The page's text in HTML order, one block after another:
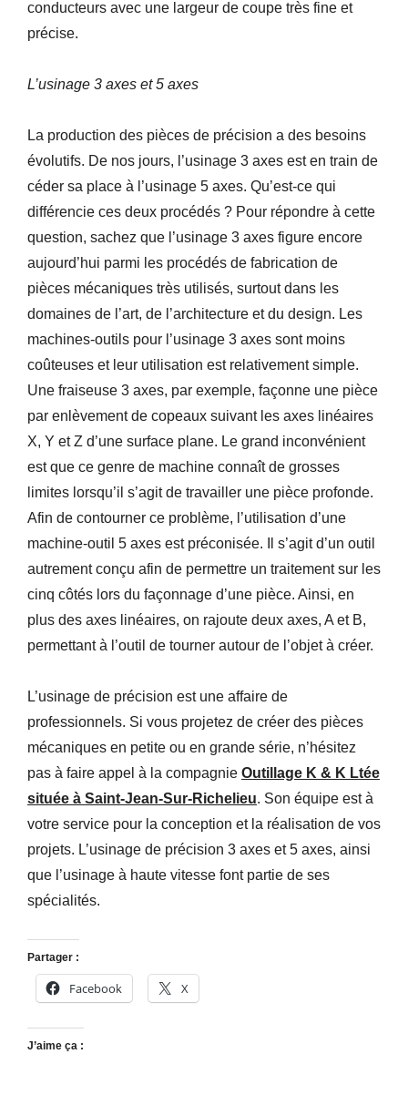
conducteurs avec une largeur de coupe très fine et
précise.
L’usinage 3 axes et 5 axes
La production des pièces de précision a des besoins
évolutifs. De nos jours, l’usinage 3 axes est en train de
céder sa place à l’usinage 5 axes. Qu’est-ce qui
différencie ces deux procédés ? Pour répondre à cette
question, sachez que l’usinage 3 axes figure encore
aujourd’hui parmi les procédés de fabrication de
pièces mécaniques très utilisés, surtout dans les
domaines de l’art, de l’architecture et du design. Les
machines-outils pour l’usinage 3 axes sont moins
coûteuses et leur utilisation est relativement simple.
Une fraiseuse 3 axes, par exemple, façonne une pièce
par enlèvement de copeaux suivant les axes linéaires
X, Y et Z d’une surface plane. Le grand inconvénient
est que ce genre de machine connaît de grosses
limites lorsqu’il s’agit de travailler une pièce profonde.
Afin de contourner ce problème, l’utilisation d’une
machine-outil 5 axes est préconisée. Il s’agit d’un outil
autrement conçu afin de permettre un traitement sur les
cinq côtés lors du façonnage d’une pièce. Ainsi, en
plus des axes linéaires, on rajoute deux axes, A et B,
permettant à l’outil de tourner autour de l’objet à créer.
L’usinage de précision est une affaire de
professionnels. Si vous projetez de créer des pièces
mécaniques en petite ou en grande série, n’hésitez
pas à faire appel à la compagnie Outillage K & K Ltée
située à Saint-Jean-Sur-Richelieu. Son équipe est à
votre service pour la conception et la réalisation de vos
projets. L’usinage de précision 3 axes et 5 axes, ainsi
que l’usinage à haute vitesse font partie de ses
spécialités.
Partager :
Facebook X
J’aime ça :